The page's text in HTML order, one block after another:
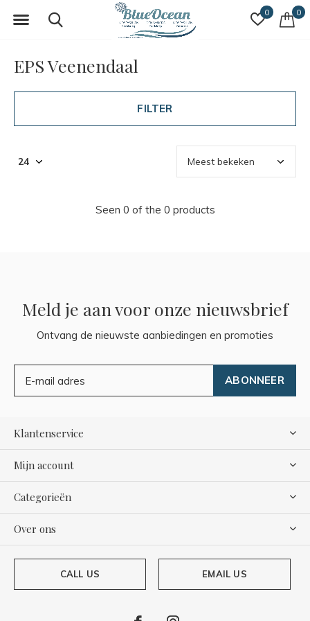
0 0
EPS Veenendaal
FILTER
Seen 0 of the 0 products
Meld je aan voor onze nieuwsbrief
Ontvang de nieuwste aanbiedingen en promoties
ABONNEER
Klantenservice
Mijn account
Categorieën
Over ons
CALL US EMAIL US